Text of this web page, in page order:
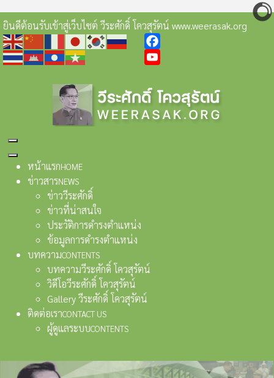
ยินดีต้อนรับเข้าสู่เว็บไซต์ วีระศักดิ์ โควสุรัตน์ www.weerasak.org
Facebook
หน้าแรกHOME
ข่าวสารNEWS
ข่าววีระศักดิ์
ข่าวที่น่าสนใจ
ประวัติการดำรงตำแหน่ง
ข้อมูลการดำรงตำแหน่ง
บทความCONTENTS
บทความวีระศักดิ์ โควสุรัตน์
วิดีโอวีระศักดิ์ โควสุรัตน์
Gallery วีระศักดิ์ โควสุรัตน์
ติดต่อเราCONTACT US
ผู้ดูแลระบบCONTENTS